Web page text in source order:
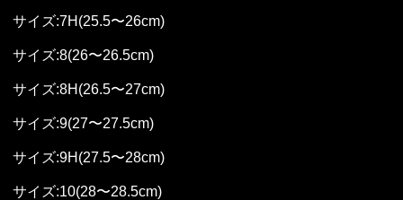
サイズ:7H(25.5〜26cm)
サイズ:8(26〜26.5cm)
サイズ:8H(26.5〜27cm)
サイズ:9(27〜27.5cm)
サイズ:9H(27.5〜28cm)
サイズ:10(28〜28.5cm)